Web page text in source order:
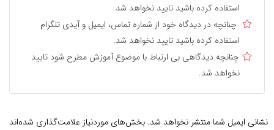
استفاده کرده باشید تایید نخواهد شد.
چنانچه در دیدگاه خود از شماره تماس، ایمیل و آیدی تلگرام
استفاده کرده باشید تایید نخواهد شد.
چنانچه دیدگاهی بی ارتباط با موضوع آموزش مطرح شود تایید
نخواهد شد.
نشانی ایمیل شما منتشر نخواهد شد. بخش‌های موردنیاز علامت‌گذاری شده‌اند